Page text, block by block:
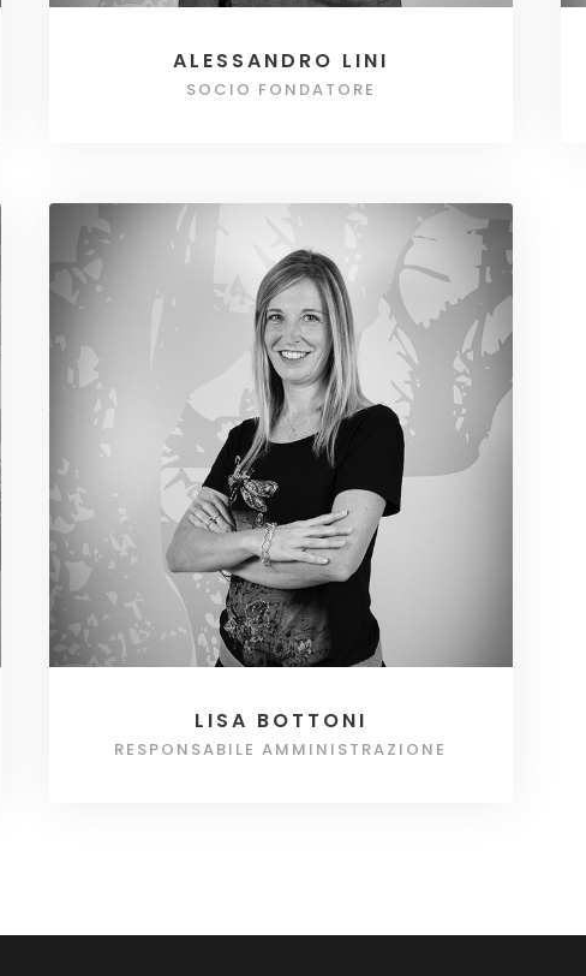
ALESSANDRO LINI
SOCIO FONDATORE
LISA BOTTONI
RESPONSABILE AMMINISTRAZIONE